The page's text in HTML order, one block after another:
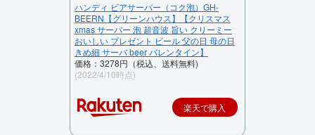
ハンディ ビアサーバー（コク泡）GH-
BEERN【グリーンハウス】【クリスマス
xmas サーバー 泡 超音波 旨い クリーミー
おいしい プレゼント ビール 父の日 母の日
きめ細 サーバ beer バレンタイン】
価格：3278円（税込、送料無料)
(2022/4/10時点)
楽天で購入